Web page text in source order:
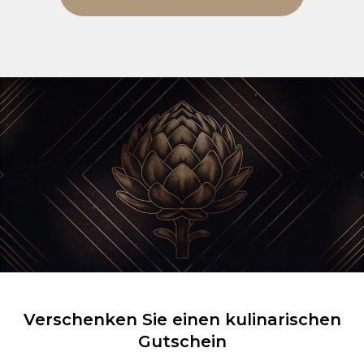
Verschenken Sie einen kulinarischen
Gutschein